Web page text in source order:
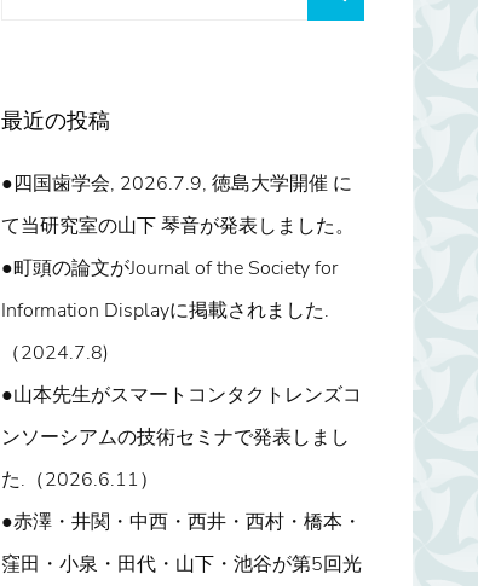
最近の投稿
●四国歯学会, 2026.7.9, 徳島大学開催 に
て当研究室の山下 琴音が発表しました。
●町頭の論文がJournal of the Society for
Information Displayに掲載されました.
（2024.7.8)
●山本先生がスマートコンタクトレンズコ
ンソーシアムの技術セミナで発表しまし
た.（2026.6.11）
●赤澤・井関・中西・西井・西村・橋本・
窪田・小泉・田代・山下・池谷が第5回光